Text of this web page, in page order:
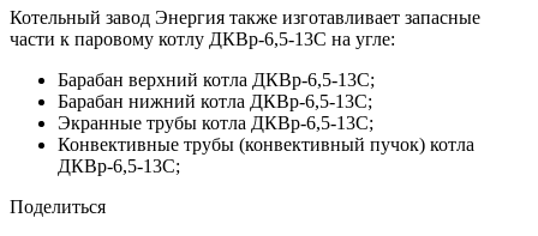
Котельный завод Энергия также изготавливает запасные
части к паровому котлу ДКВр-6,5-13С на угле:
Барабан верхний котла ДКВр-6,5-13С;
Барабан нижний котла ДКВр-6,5-13С;
Экранные трубы котла ДКВр-6,5-13С;
Конвективные трубы (конвективный пучок) котла
ДКВр-6,5-13С;
Поделиться